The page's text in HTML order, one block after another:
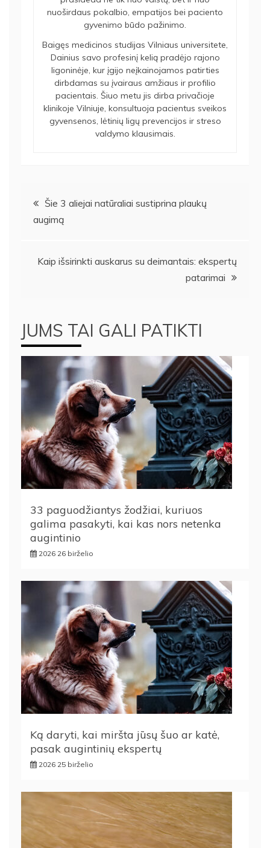
nuoširdaus pokalbio, empatijos bei paciento
gyvenimo būdo pažinimo.
Baigęs medicinos studijas Vilniaus universitete,
Dainius savo profesinį kelią pradėjo rajono
ligoninėje, kur įgijo neįkainojamos patirties
dirbdamas su įvairaus amžiaus ir profilio
pacientais. Šiuo metu jis dirba privačioje
klinikoje Vilniuje, konsultuoja pacientus sveikos
gyvensenos, lėtinių ligų prevencijos ir streso
valdymo klausimais.
Navigacija
tarp
įrašų
Šie 3 aliejai natūraliai sustiprina plaukų
augimą
Kaip išsirinkti auskarus su deimantais: ekspertų
patarimai
JUMS TAI GALI PATIKTI
33 paguodžiantys žodžiai, kuriuos
galima pasakyti, kai kas nors netenka
augintinio
2026 26 birželio
Ką daryti, kai miršta jūsų šuo ar katė,
pasak augintinių ekspertų
2026 25 birželio